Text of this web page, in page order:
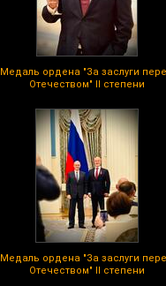
Медаль ордена "За заслуги
Отечеством" II степени
Медаль ордена "За заслуги
Отечеством" II степени